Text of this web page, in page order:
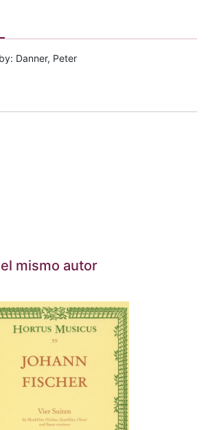
Danner, Peter
mismo autor